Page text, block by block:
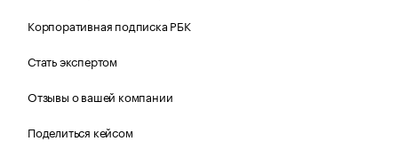
Корпоративная подписка РБК
Стать экспертом
Отзывы о вашей компании
Поделиться кейсом